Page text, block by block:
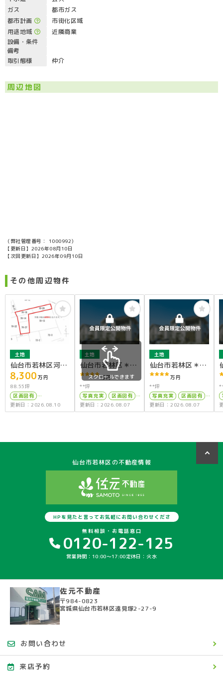
ガス
都市ガス
都市計画
市街化区域
用途地域
近隣商業
設備・条件
備考
取引態様
仲介
周辺地図
（弊社管理番号： 1000992）
【更新日】2026年08月10日
【次回更新日】2026年09月10日
その他周辺物件
土地
仙台市若林区河原
町1丁目
8,300 万円
88.55坪
区画図有
駅徒歩10分以内
更新日：2026.08.10
土地
仙台市若林区＊＊
＊＊
****万円
**坪
写真充実
区画図有
駅徒歩10分以内
更新日：2026.08.07
土地
仙台市若林区＊＊
＊＊
****万円
**坪
写真充実
区画図有
駅徒歩10分以内
上下水道完備
更新日：2026.08.07
スクロールできます
仙台市若林区の不動産情報
HPを見たと言ってお気軽にお問い合わせくださ
い
無料相談・お電話窓口
0120-122-125
営業時間：10:00〜17:00定休日：火水
佐元不動産
〒984-0823
宮城県仙台市若林区遠見塚2-27-9
お問い合わせ
来店予約